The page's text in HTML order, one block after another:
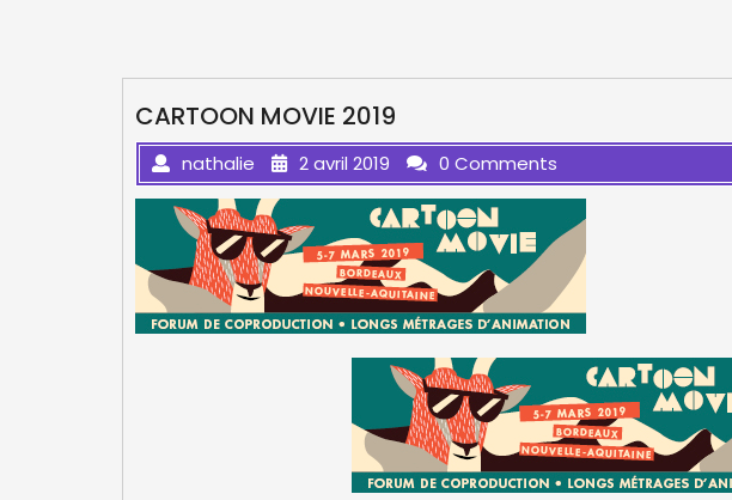
CARTOON MOVIE 2019
nathalie 2 avril 2019 0 Comments